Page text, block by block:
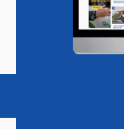
Magazine